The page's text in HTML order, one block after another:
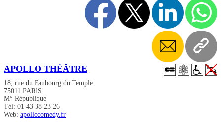
APOLLO THÉÂTRE
18, rue du Faubourg du Temple
75011 PARIS
M° République
Tél: 01 43 38 23 26
Web: apollocomedy.fr